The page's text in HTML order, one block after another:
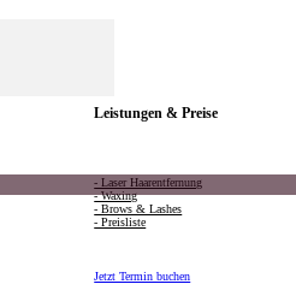
Leistungen & Preise
- Laser Haarentfernung
- Waxing
- Brows & Lashes
- Preisliste
Jetzt Termin buchen